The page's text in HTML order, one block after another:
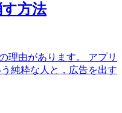
方法
理由があります。 アプリ
純粋な人と，広告を出す